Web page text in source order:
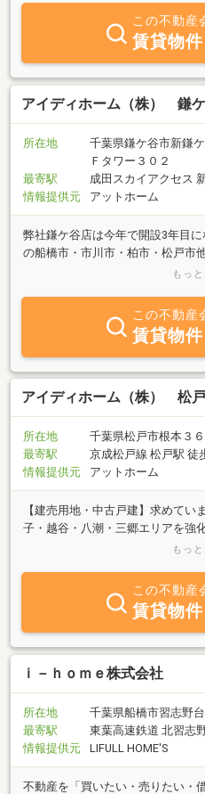
この不動産
賃貸物
アイディホーム（株） 鎌
所在地
千葉県鎌ケ谷市新鎌
Ｆタワー３０２
最寄駅
成田スカイアクセス
情報提供元
アットホーム
弊社鎌ケ谷店は今年で開設3年目
の船橋市・市川市・柏市・松戸市
ます。長期優良住宅・ZEH水準を
もっ
この不動産
賃貸物
アイディホーム（株） 松
所在地
千葉県松戸市根本３
最寄駅
京成松戸線 松戸駅 徒
情報提供元
アットホーム
【建売用地・中古戸建】求めて
子・越谷・八潮・三郷エリアを
イディホームにお任せください
もっ
この不動産
賃貸物
ｉ－ｈｏｍｅ株式会社
所在地
千葉県船橋市習志野
最寄駅
東葉高速鉄道 北習志
情報提供元
LIFULL HOME'S
不動産を「買いたい・売りたい・